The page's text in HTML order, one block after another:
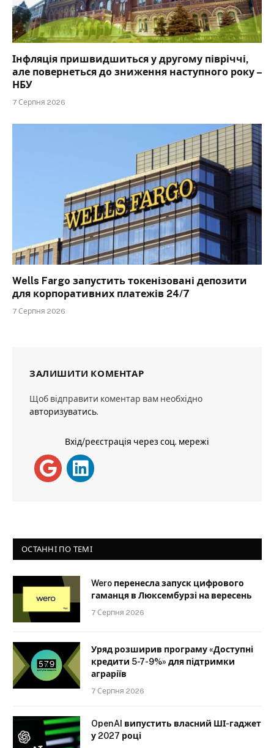
Інфляція пришвидшиться у другому півріччі,
але повернеться до зниження наступного року –
НБУ
7 Серпня 2026
Wells Fargo запустить токенізовані депозити
для корпоративних платежів 24/7
7 Серпня 2026
ЗАЛИШИТИ КОМЕНТАР
Щоб відправити коментар вам необхідно
авторизуватись.
Вхід/реєстрація через соц. мережі
ОСТАННІ ПО ТЕМІ
Wero перенесла запуск цифрового
гаманця в Люксембурзі на вересень
7 Серпня 2026
Уряд розширив програму «Доступні
кредити 5-7-9%» для підтримки
аграріїв
7 Серпня 2026
OpenAI випустить власний ШІ-гаджет
у 2027 році